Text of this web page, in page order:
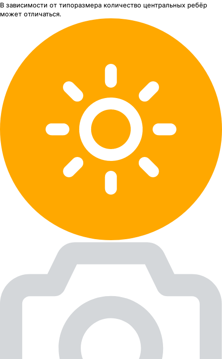
В зависимости от типоразмера количество центральных ребёр
может отличаться.